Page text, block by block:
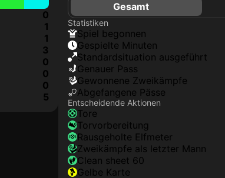
0
1
1
3
0
0
0
5
Gesamt
Statistiken
Spiel begonnen
Gespielte Minuten
Standardsituation ausgeführt
genauer Pass
Gewonnene Zweikämpfe
Abgefangene Pässe
Entscheidende Aktionen
Tore
Torvorbereitung
rausgeholte Elfmeter
Zweikämpfe als letzter Mann
clean sheet 60
gelbe Karte